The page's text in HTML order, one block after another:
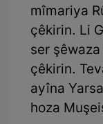
mîmariya
çêkirin. Li
ser
çêkirin.
ayîna
hoza